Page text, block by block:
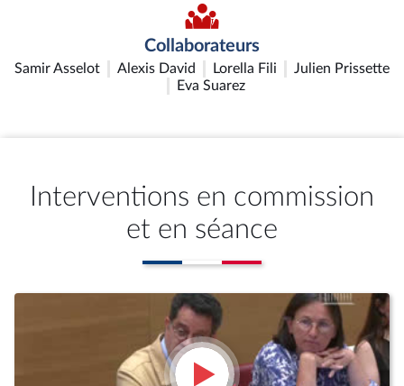
Collaborateurs
Samir Asselot Alexis David Lorella Fili
Julien Prissette
Eva Suarez
Interventions en commission
et en séance